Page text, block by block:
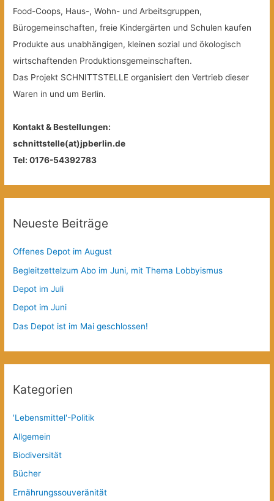
Food-Coops, Haus-, Wohn- und Arbeitsgruppen,
Bürogemeinschaften, freie Kindergärten und Schulen kaufen
Produkte aus unabhängigen, kleinen sozial und ökologisch
wirtschaftenden Produktionsgemeinschaften.
Das Projekt SCHNITTSTELLE organisiert den Vertrieb dieser
Waren in und um Berlin.
Kontakt & Bestellungen:
schnittstelle(at)jpberlin.de
Tel: 0176-54392783
Neueste Beiträge
Offenes Depot im August
Begleitzettelzum Abo im Juni, mit Thema Lobbyismus
Depot im Juli
Depot im Juni
Das Depot ist im Mai geschlossen!
Kategorien
'Lebensmittel'-Politik
Allgemein
Biodiversität
Bücher
Ernährungssouveränität